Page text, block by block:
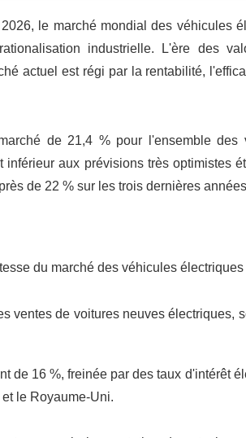
le marché mondial des véhicules
industrielle. L'ère des
actuel est régi par la rentabilité,
de 21,4 % pour l'ensemble des
aux prévisions très optimistes
de 22 % sur les trois dernières
du marché des véhicules électriques
ventes de voitures neuves électriques,
de 16 %, freinée par des taux d'intérêt
le Royaume-Uni.